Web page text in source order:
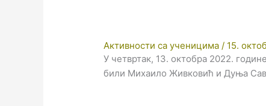
Активности са ученицима / 15.
У четвртак, 13. октобра 2022.
били Михаило Живковић и Дуња